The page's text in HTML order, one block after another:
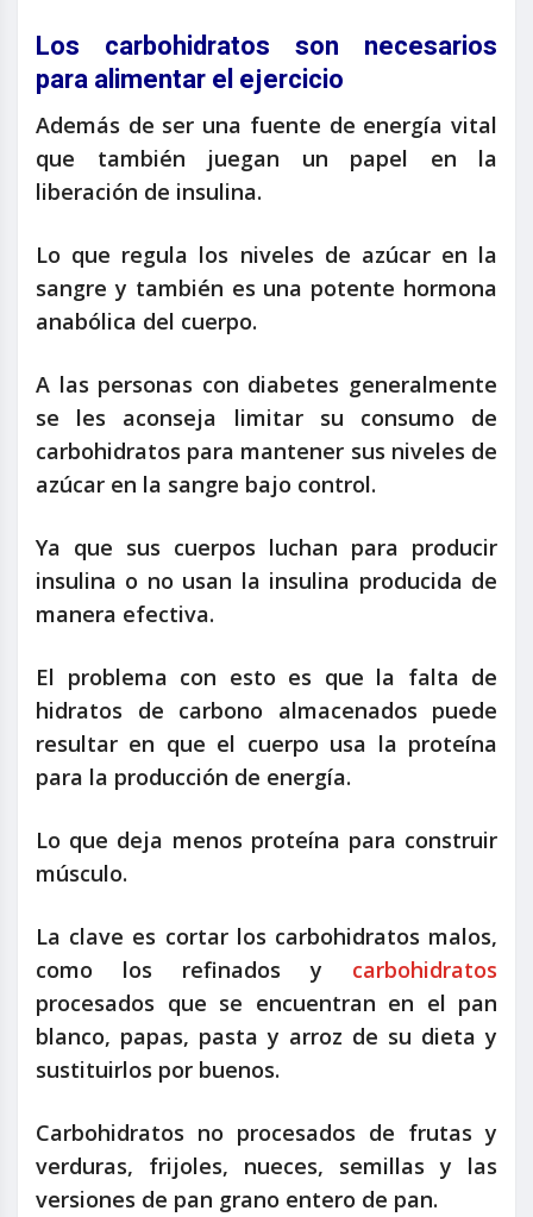
Los carbohidratos son necesarios
para alimentar el ejercicio
Además de ser una fuente de energía vital
que también juegan un papel en la
liberación de insulina.
Lo que regula los niveles de azúcar en la
sangre y también es una potente hormona
anabólica del cuerpo.
A las personas con diabetes generalmente
se les aconseja limitar su consumo de
carbohidratos para mantener sus niveles de
azúcar en la sangre bajo control.
Ya que sus cuerpos luchan para producir
insulina o no usan la insulina producida de
manera efectiva.
El problema con esto es que la falta de
hidratos de carbono almacenados puede
resultar en que el cuerpo usa la proteína
para la producción de energía.
Lo que deja menos proteína para construir
músculo.
La clave es cortar los carbohidratos malos,
como los refinados y carbohidratos
procesados que se encuentran en el pan
blanco, papas, pasta y arroz de su dieta y
sustituirlos por buenos.
Carbohidratos no procesados de frutas y
verduras, frijoles, nueces, semillas y las
versiones de pan grano entero de pan.